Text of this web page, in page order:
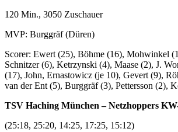
120 Min., 3050 Zuschauer
MVP: Burggräf (Düren)
Scorer: Ewert (25), Böhme (16), Mohwinkel
Schnitzer (6), Ketrzynski (4), Maase (2), J.
(17), John, Ernastowicz (je 10), Gevert (9),
van der Ent (5), Burggräf (3), Pettersson (2),
TSV Haching München – Netzhoppers
(25:18, 25:20, 14:25, 17:25, 15:12)